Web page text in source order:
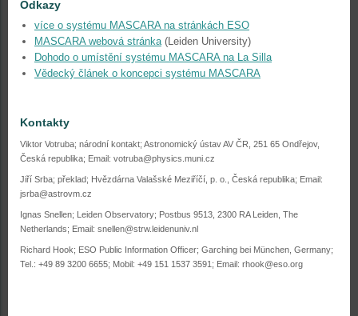
Odkazy
více o systému MASCARA na stránkách ESO
MASCARA webová stránka(Leiden University)
Dohodo o umístění systému MASCARA na La Silla
Vědecký článek o koncepci systému MASCARA
Kontakty
Viktor Votruba; národní kontakt; Astronomický ústav AV ČR, 251 65 Ondřejov,
Česká republika; Email: votruba@physics.muni.cz
Jiří Srba; překlad; Hvězdárna Valašské Meziříčí, p. o., Česká republika; Email:
jsrba@astrovm.cz
Ignas Snellen; Leiden Observatory; Postbus 9513, 2300 RA Leiden, The
Netherlands; Email: snellen@strw.leidenuniv.nl
Richard Hook; ESO Public Information Officer; Garching bei München, Germany;
Tel.: +49 89 3200 6655; Mobil: +49 151 1537 3591; Email: rhook@eso.org